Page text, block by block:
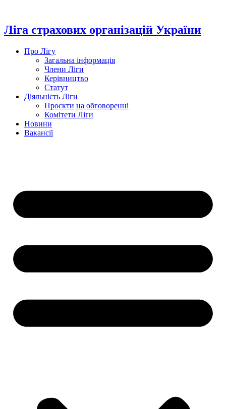
вмісту
Ліга страхових організацій України
Про Лігу
Загальна інформація
Члени Ліги
Керівництво
Статут
Діяльність Ліги
Проєкти на обговоренні
Комітети Ліги
Новини
Вакансії